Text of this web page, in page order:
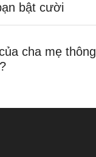
bật cười
cha mẹ thông